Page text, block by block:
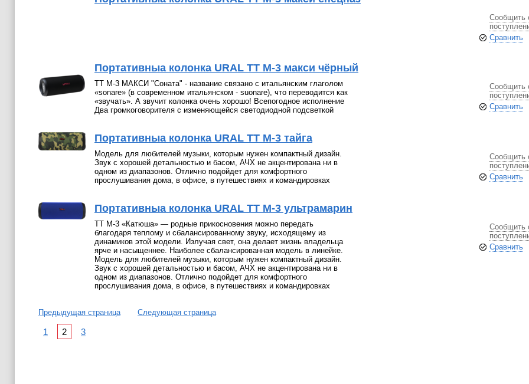
Сообщить
Сравнить
Портативныа колонка URAL ТТ М-3 макси чёрный
ТТ М-3 МАКСИ "Соната" - название связано с итальянским глаголом
«sonare» (в современном итальянском - suonare), что переводится как
«звучать». А звучит колонка очень хорошо! Всепогодное исполнение
Два громкоговорителя с изменяющейся светодиодной подсветкой
Сообщить
Сравнить
Портативныа колонка URAL ТТ М-3 тайга
Модель для любителей музыки, которым нужен компактный дизайн.
Звук с хорошей детальностью и басом, АЧХ не акцентирована ни в
одном из диапазонов. Отлично подойдет для комфортного
прослушивания дома, в офисе, в путешествиях и командировках
Сообщить
Сравнить
Портативныа колонка URAL ТТ М-3 ультрамарин
ТТ М-3 «Катюша» — родные прикосновения можно передать
благодаря теплому и сбалансированному звуку, исходящему из
динамиков этой модели. Излучая свет, она делает жизнь владельца
ярче и насыщеннее. Наиболее сбалансированная модель в линейке.
Модель для любителей музыки, которым нужен компактный дизайн.
Звук с хорошей детальностью и басом, АЧХ не акцентирована ни в
одном из диапазонов. Отлично подойдет для комфортного
прослушивания дома, в офисе, в путешествиях и командировках
Сообщить
Сравнить
Предыдущая страница Следующая страница
1 2 3